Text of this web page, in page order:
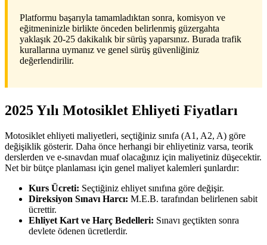
Platformu başarıyla tamamladıktan sonra, komisyon ve
eğitmeninizle birlikte önceden belirlenmiş güzergahta
yaklaşık 20-25 dakikalık bir sürüş yaparsınız. Burada trafik
kurallarına uymanız ve genel sürüş güvenliğiniz
değerlendirilir.
2025 Yılı Motosiklet Ehliyeti Fiyatları
Motosiklet ehliyeti maliyetleri, seçtiğiniz sınıfa (A1, A2, A) göre
değişiklik gösterir. Daha önce herhangi bir ehliyetiniz varsa, teorik
derslerden ve e-sınavdan muaf olacağınız için maliyetiniz düşecektir.
Net bir bütçe planlaması için genel maliyet kalemleri şunlardır:
Kurs Ücreti: Seçtiğiniz ehliyet sınıfına göre değişir.
Direksiyon Sınavı Harcı: M.E.B. tarafından belirlenen sabit
ücrettir.
Ehliyet Kart ve Harç Bedelleri: Sınavı geçtikten sonra
devlete ödenen ücretlerdir.